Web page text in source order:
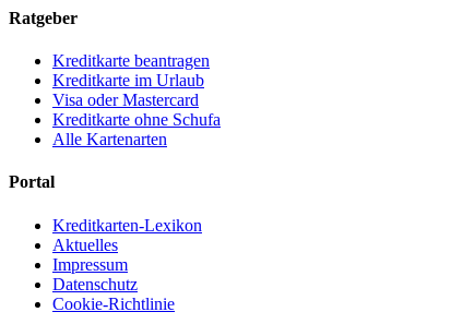
Ratgeber
Kreditkarte beantragen
Kreditkarte im Urlaub
Visa oder Mastercard
Kreditkarte ohne Schufa
Alle Kartenarten
Portal
Kreditkarten-Lexikon
Aktuelles
Impressum
Datenschutz
Cookie-Richtlinie